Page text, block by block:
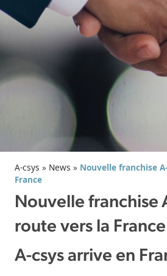
A-csys » News » Nouvelle franchise
France
Nouvelle franchise
route vers la France
A-csys arrive en